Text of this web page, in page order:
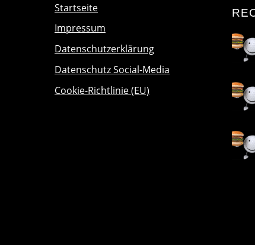
Startseite
Impressum
Datenschutzerklärung
Datenschutz Social-Media
Cookie-Richtlinie (EU)